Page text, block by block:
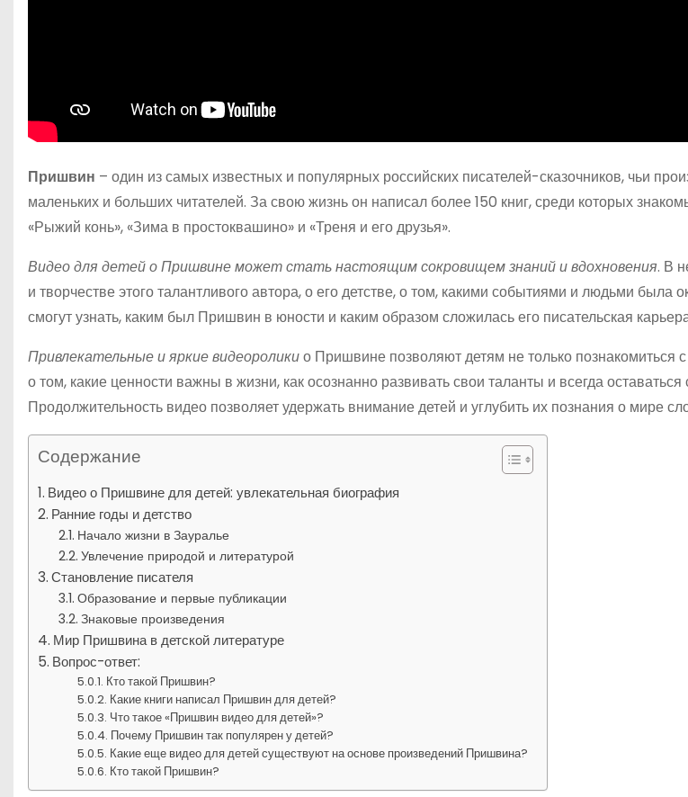
Пришвин – один из самых известных и популярных российских писателей-сказочников, чьи
маленьких и больших читателей. За свою жизнь он написал более 150 книг, среди которых
«Рыжий конь», «Зима в простоквашино» и «Треня и его друзья».
Видео для детей о Пришвине может стать настоящим сокровищем знаний и вдохновения. В
и творчестве этого талантливого автора, о его детстве, о том, какими событиями и людьми была
смогут узнать, каким был Пришвин в юности и каким образом сложилась его писательская
Привлекательные и яркие видеороликио Пришвине позволяют детям не только познакомиться
о том, какие ценности важны в жизни, как осознанно развивать свои таланты и всегда
Продолжительность видео позволяет удержать внимание детей и углубить их познания о мире
Содержание
Видео о Пришвине для детей: увлекательная биография
Ранние годы и детство
Начало жизни в Зауралье
Увлечение природой и литературой
Становление писателя
Образование и первые публикации
Знаковые произведения
Мир Пришвина в детской литературе
Вопрос-ответ:
Кто такой Пришвин?
Какие книги написал Пришвин для детей?
Что такое «Пришвин видео для детей»?
Почему Пришвин так популярен у детей?
Какие еще видео для детей существуют на основе произведений Пришвина?
Кто такой Пришвин?